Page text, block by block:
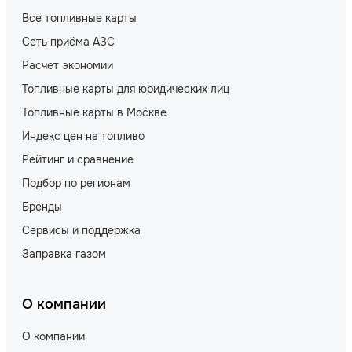
Все топливные карты
Сеть приёма АЗС
Расчет экономии
Топливные карты для юридических лиц
Топливные карты в Москве
Индекс цен на топливо
Рейтинг и сравнение
Подбор по регионам
Бренды
Сервисы и поддержка
Заправка газом
О компании
О компании